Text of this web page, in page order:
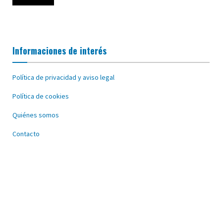
Informaciones de interés
Política de privacidad y aviso legal
Política de cookies
Quiénes somos
Contacto